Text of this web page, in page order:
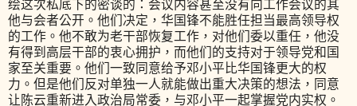
绘这次私底下的密谈的：会议内容甚至没有向工作会议的其
他与会者公开。他们决定，华国锋不能胜任担当最高领导权
的工作。他不敢为老干部恢复工作，对他们委以重任，他没
有得到高层干部的衷心拥护，而他们的支持对于领导党和国
家至关重要。他们一致同意给予邓小平比华国锋更大的权
力。但是他们反对单独一人就能做出重大决策的想法，同意
让陈云重新进入政治局常委，与邓小平一起掌握党内实权。